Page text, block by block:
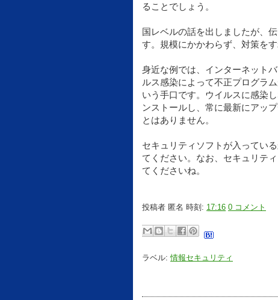
ることでしょう。
国レベルの話を出しましたが、
す。規模にかかわらず、対策を
身近な例では、インターネット
ルス感染によって不正プログラ
いう手口です。ウイルスに感染
ンストールし、常に最新にアッ
とはありません。
セキュリティソフトが入ってい
てください。なお、セキュリテ
てくださいね。
投稿者 匿名 時刻: 17:16 0 コメント
ラベル:情報セキュリティ